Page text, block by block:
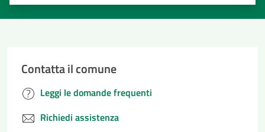
Contatta il comune
Leggi le domande frequenti
Richiedi assistenza